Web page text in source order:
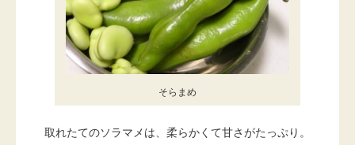
そらまめ
取れたてのソラマメは、柔らかくて甘さがたっぷり。